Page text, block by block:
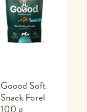
Goood Soft
Snack Forel